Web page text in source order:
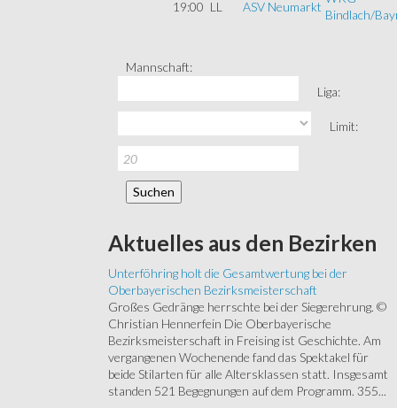
19:00 LL ASV Neumarkt
Bindlach/
Mannschaft:
Liga:
Limit:
Aktuelles aus den Bezirken
Unterföhring holt die Gesamtwertung bei der
Oberbayerischen Bezirksmeisterschaft
Großes Gedränge herrschte bei der Siegerehrung. ©
Christian Hennerfein Die Oberbayerische
Bezirksmeisterschaft in Freising ist Geschichte. Am
vergangenen Wochenende fand das Spektakel für
beide Stilarten für alle Altersklassen statt. Insgesamt
standen 521 Begegnungen auf dem Programm. 355...